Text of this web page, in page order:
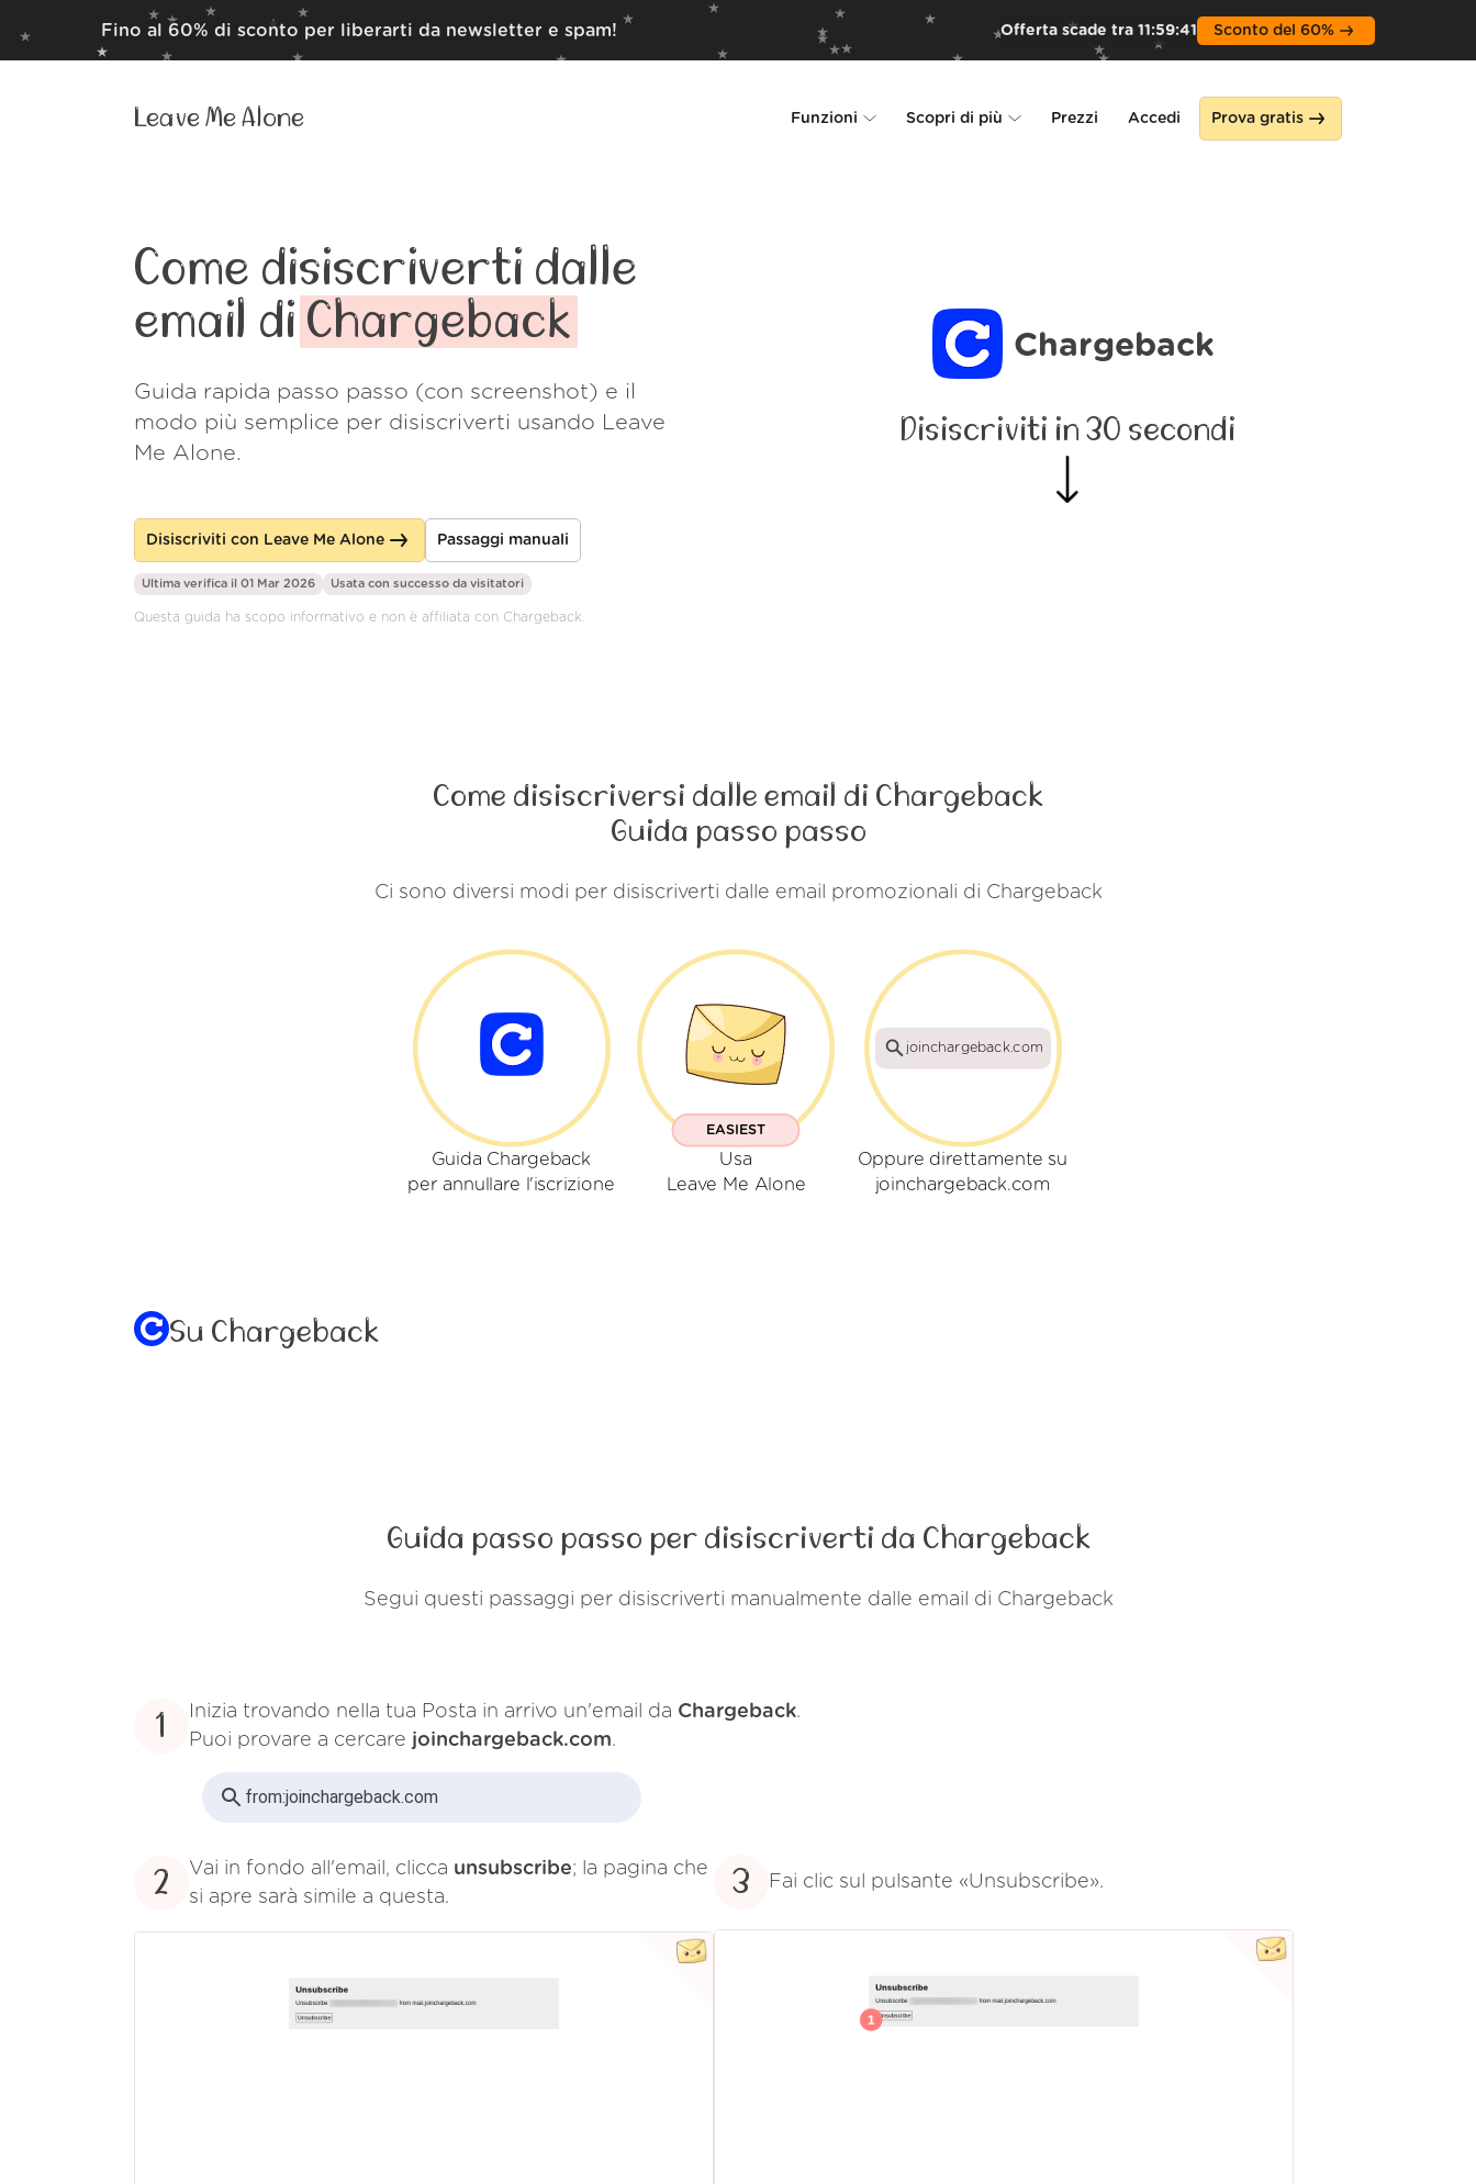
Fino al 60% di sconto per liberarti da newsletter e spam! Offerta scade tra 11:59:39 Sconto del 60%
Leave Me Alone Funzioni Scopri di più
Wall of Love
Prezzi Accedi Prova gratis
Come disiscriverti dalle
email di Chargeback
Guida rapida passo passo (con screenshot) e il
modo più semplice per disiscriverti usando Leave
Me Alone.
Disiscriviti con Leave Me Alone Passaggi manuali
Chargeback
Disiscriviti in 30 secondi
Ultima verifica il 01 Mar 2026 Usata con successo da visitatori
Questa guida ha scopo informativo e non è affiliata con Chargeback.
Come disiscriversi dalle email di Chargeback
Guida passo passo
Ci sono diversi modi per disiscriverti dalle email promozionali di Chargeback
Guida Chargeback
per annullare l'iscrizione
EASIEST
Usa
Leave Me Alone
joinchargeback.com
Oppure direttamente su
joinchargeback.com
Su Chargeback
Guida passo passo per disiscriverti da Chargeback
Segui questi passaggi per disiscriverti manualmente dalle email di Chargeback
1 Inizia trovando nella tua Posta in arrivo un'email da Chargeback.
Puoi provare a cercare joinchargeback.com.
from:joinchargeback.com
2 Vai in fondo all'email, clicca unsubscribe; la pagina che
si apre sarà simile a questa.
3 Fai clic sul pulsante «Unsubscribe».